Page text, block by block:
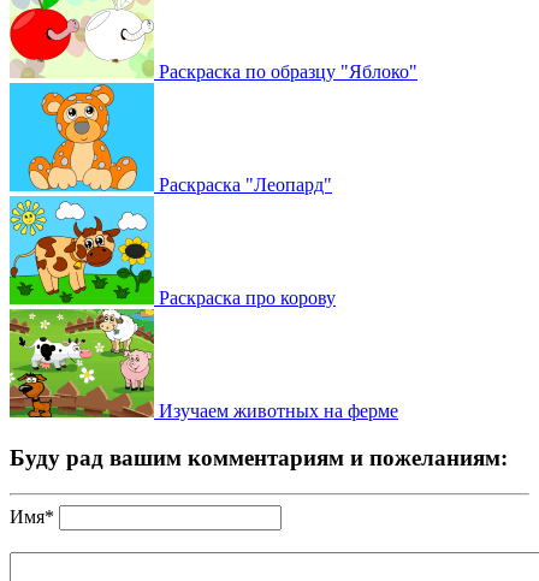
Раскраска по образцу "Яблоко"
Раскраска "Леопард"
Раскраска про корову
Изучаем животных на ферме
Буду рад вашим комментариям и пожеланиям:
Имя*